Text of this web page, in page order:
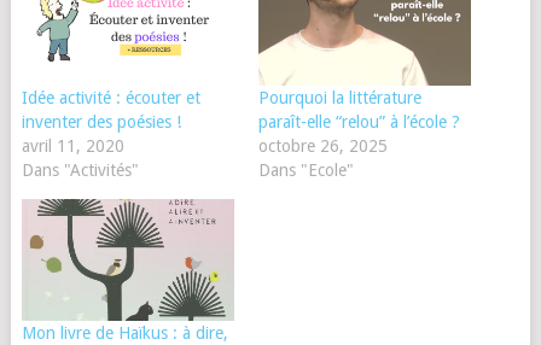
Idée activité : écouter et
inventer des poésies !
avril 11, 2020
Dans "Activités"
Pourquoi la littérature
paraît-elle “relou” à l’école ?
octobre 26, 2025
Dans "Ecole"
Mon livre de Haïkus : à dire,